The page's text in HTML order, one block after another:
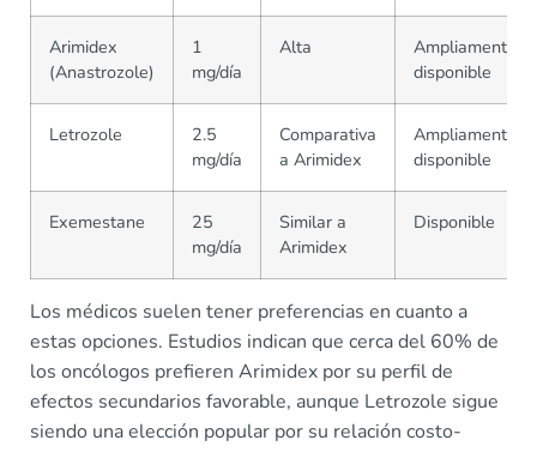
Arimidex
(Anastrozole)
1
mg/día
Alta
Ampliamente
disponible
Letrozole
2.5
mg/día
Comparativa
a Arimidex
Ampliamente
disponible
Exemestane
25
mg/día
Similar a
Arimidex
Disponible
Los médicos suelen tener preferencias en cuanto a
estas opciones. Estudios indican que cerca del 60% de
los oncólogos prefieren Arimidex por su perfil de
efectos secundarios favorable, aunque Letrozole sigue
siendo una elección popular por su relación costo-